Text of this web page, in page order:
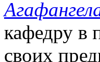
кафедру в
своих